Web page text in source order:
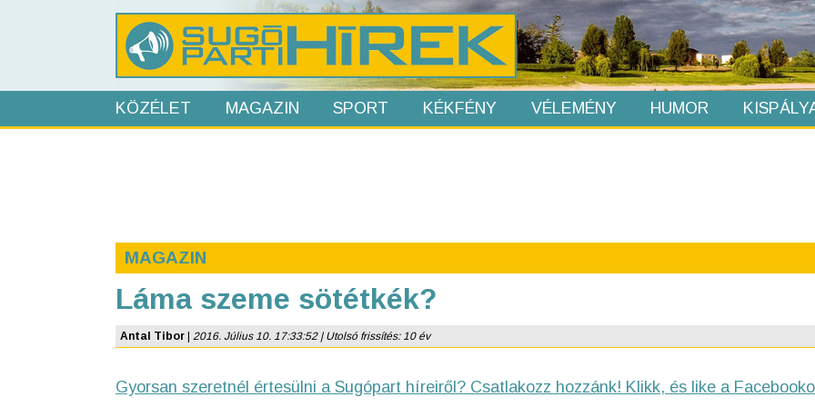
KÖZÉLET MAGAZIN SPORT KÉKFÉNY VÉLEMÉNY HUMOR
MAGAZIN
Láma szeme sötétkék?
Antal Tibor 2016. Július 10. 17:33:52 | Utolsó frissítés: 10 év
Gyorsan szeretnél értesülni a Sugópart híreiről? Csatlakozz hozzánk! Klikk, és like a